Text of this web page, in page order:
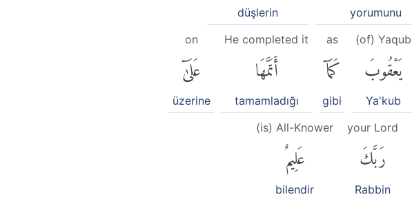
yorumunu
düşlerin
(of) Yaqub
يَعْقُوبَ
Ya'kub
as
كَمَآ
gibi
He completed it
أَتَمَّهَا
tamamladığı
on
عَلَىٰٓ
üzerine
your Lord
رَبَّكَ
Rabbin
(is) All-Knower
عَلِيمٌ
bilendir